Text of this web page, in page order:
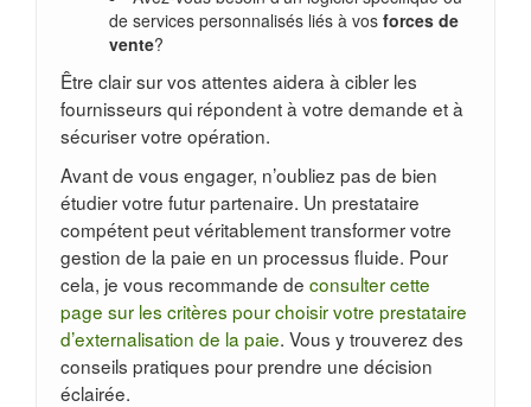
de services personnalisés liés à vos forces de
vente?
Être clair sur vos attentes aidera à cibler les
fournisseurs qui répondent à votre demande et à
sécuriser votre opération.
Avant de vous engager, n’oubliez pas de bien
étudier votre futur partenaire. Un prestataire
compétent peut véritablement transformer votre
gestion de la paie en un processus fluide. Pour
cela, je vous recommande de consulter cette
page sur les critères pour choisir votre prestataire
d’externalisation de la paie. Vous y trouverez des
conseils pratiques pour prendre une décision
éclairée.